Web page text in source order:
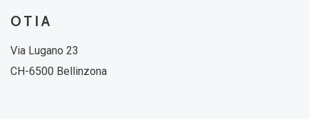
OTIA
Via Lugano 23
CH-6500 Bellinzona